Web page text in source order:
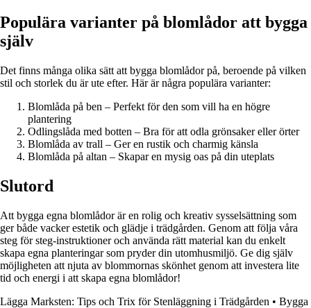
Populära varianter på blomlådor att bygga
själv
Det finns många olika sätt att bygga blomlådor på, beroende på vilken
stil och storlek du är ute efter. Här är några populära varianter:
Blomlåda på ben – Perfekt för den som vill ha en högre
plantering
Odlingslåda med botten – Bra för att odla grönsaker eller örter
Blomlåda av trall – Ger en rustik och charmig känsla
Blomlåda på altan – Skapar en mysig oas på din uteplats
Slutord
Att bygga egna blomlådor är en rolig och kreativ sysselsättning som
ger både vacker estetik och glädje i trädgården. Genom att följa våra
steg för steg-instruktioner och använda rätt material kan du enkelt
skapa egna planteringar som pryder din utomhusmiljö. Ge dig själv
möjligheten att njuta av blommornas skönhet genom att investera lite
tid och energi i att skapa egna blomlådor!
Lägga Marksten: Tips och Trix för Stenläggning i Trädgården • Bygga